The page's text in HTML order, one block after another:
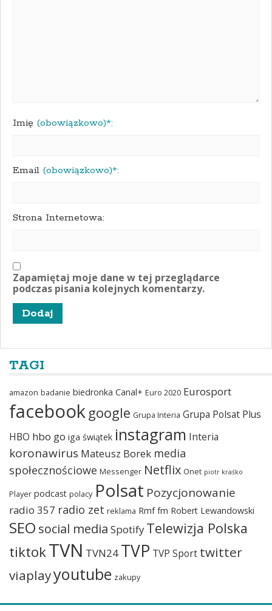
Imię (obowiązkowo)*:
Email (obowiązkowo)*:
Strona Internetowa:
Zapamiętaj moje dane w tej przeglądarce
podczas pisania kolejnych komentarzy.
TAGI
amazon badanie biedronka Canal+ Euro 2020 Eurosport
facebook google Grupa Interia Grupa Polsat Plus
HBO hbo go iga świątek instagram Interia
koronawirus Mateusz Borek media
społecznościowe Messenger Netflix Onet piotr kraśko
Player podcast polacy Polsat Pozycjonowanie
radio 357 radio zet reklama Rmf fm Robert Lewandowski
SEO social media Spotify Telewizja Polska
tiktokTVN TVN24 TVP TVP Sport twitter
viaplayyoutube zakupy